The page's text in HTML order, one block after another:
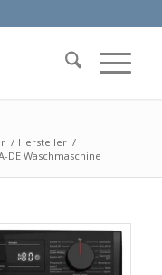
/ Hersteller /
DE Waschmaschine